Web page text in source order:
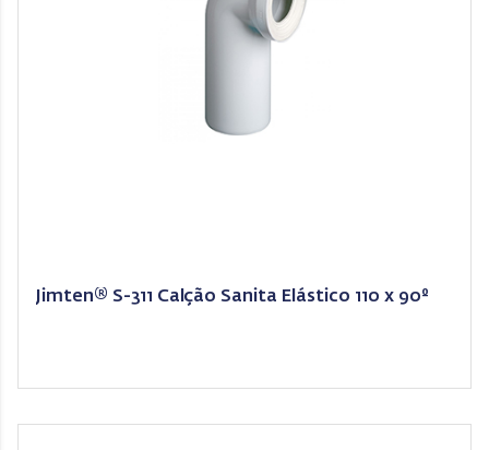
Jimten® S-311 Calção Sanita Elástico 110 x 90º